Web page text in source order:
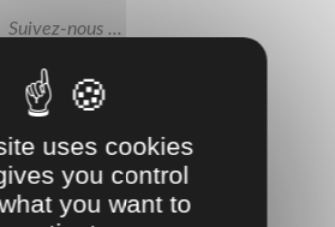
Suivez-nous ...
uses cookies
you control
you want to